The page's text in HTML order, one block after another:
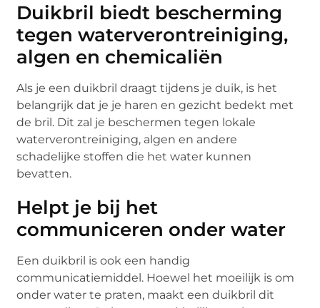
Duikbril biedt bescherming
tegen waterverontreiniging,
algen en chemicaliën
Als je een duikbril draagt tijdens je duik, is het
belangrijk dat je je haren en gezicht bedekt met
de bril. Dit zal je beschermen tegen lokale
waterverontreiniging, algen en andere
schadelijke stoffen die het water kunnen
bevatten.
Helpt je bij het
communiceren onder water
Een duikbril is ook een handig
communicatiemiddel. Hoewel het moeilijk is om
onder water te praten, maakt een duikbril dit